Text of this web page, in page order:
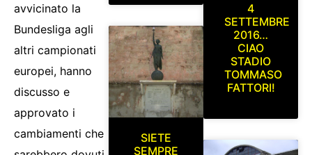
avvicinato la
Bundesliga agli
altri campionati
europei, hanno
discusso e
approvato i
cambiamenti che
SIETE
SEMPRE
4
SETTEMBRE
2016…
CIAO
STADIO
TOMMASO
FATTORI!